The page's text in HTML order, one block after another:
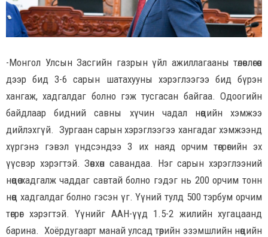
-Монгол Улсын Засгийн газрын үйл ажиллагааны төлөвлөгөөн
дээр бид 3-6 сарын шатахууны хэрэглээгээ бид бүрэн
хангаж, хадгалдаг болно гэж тусгасан байгаа. Одоогийн
байдлаар бидний савны хүчин чадал нөөцийн хэмжээ
дийлэхгүй. Зургаан сарын хэрэглээгээ хангадаг хэмжээнд
хүргэнэ гэвэл үндсэндээ 3 их наяд орчим төгрөгийн эх
үүсвэр хэрэгтэй. Зөвхөн савандаа. Нэг сарын хэрэглээний
нөөцөө хадгалж чаддаг савтай болно гэдэг нь 200 орчим тонн
нөөц хадгалдаг болно гэсэн үг. Үүний тулд 500 тэрбум орчим
төгрөг хэрэгтэй. Үүнийг ААН-үүд 1.5-2 жилийн хугацаанд
барина. Хоёрдугаарт манай улсад төрийн эзэмшлийн нөөцийн